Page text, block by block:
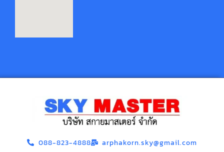
088-823-4888 arphakorn.sky@gmail.com